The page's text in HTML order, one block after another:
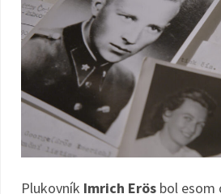
Plukovník Imrich Erös bol esom